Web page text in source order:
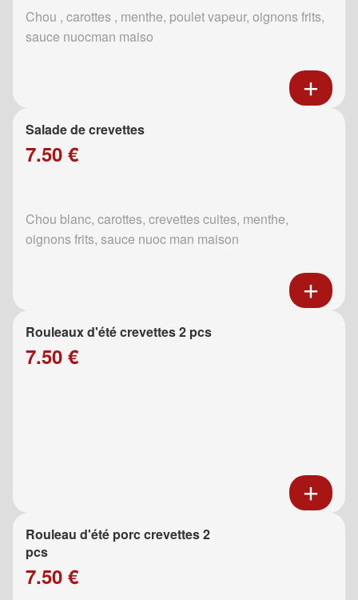
Chou , carottes , menthe, poulet vapeur, oignons frits,
sauce nuocman maiso
Salade de crevettes
7.50 €
Chou blanc, carottes, crevettes cuites, menthe,
oignons frits, sauce nuoc man maison
Rouleaux d'été crevettes 2 pcs
7.50 €
Rouleau d'été porc crevettes 2
pcs
7.50 €